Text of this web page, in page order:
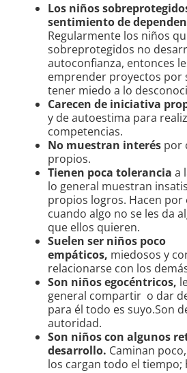
Los niños
sentimiento de
Regularmente los niños
sobreprotegidos no
autoconfianza, entonces
emprender proyectos por
tener miedo a lo
Carecen de iniciativa
y de autoestima para
competencias.
No muestran interés por
propios.
Tienen poca tolerancia a
lo general muestran
propios logros. Hacen por
cuando algo no se les da
que ellos quieren.
Suelen ser niños poco
empáticos, miedosos y
relacionarse con los
Son niños egocéntricos,
general compartir o dar
para él todo es suyo.Son
autoridad.
Son niños con algunos
desarrollo. Caminan
los cargan todo el tiempo;